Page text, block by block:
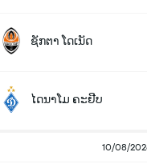
ຊັກຕາ ໂດເນັດ
ໄດນາໂມ ຄະຢີບ
10/08/